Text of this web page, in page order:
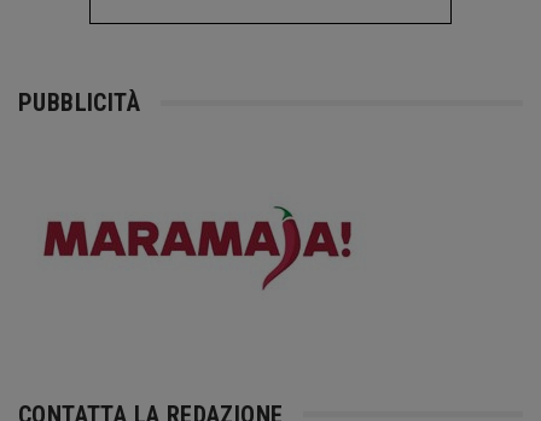
PUBBLICITÀ
CONTATTA LA REDAZIONE